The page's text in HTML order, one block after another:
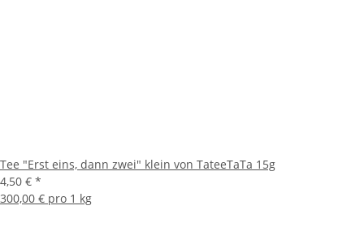
Tee "Erst eins, dann zwei" klein von TateeTaTa 15g
4,50 € *
300,00 € pro 1 kg